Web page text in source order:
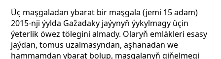
Üç maşgaladan ybarat bir maşgala (jemi 15 adam)
2015-nji ýylda Gažadaky jaýynyň ýykylmagy üçin
ýeterlik öwez tölegini almady. Olaryň emläkleri esasy
jaýdan, tomus uzalmasyndan, aşhanadan we
hammamdan ybarat bolup, maşgalanyň giňelmegi